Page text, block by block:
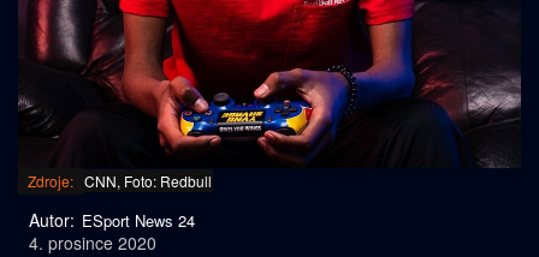
Zdroje: CNN, Foto: Redbull
Autor: ESport News 24
4. prosince 2020